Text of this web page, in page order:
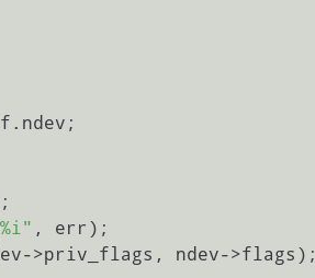
, err);
>priv_flags, ndev->flags);